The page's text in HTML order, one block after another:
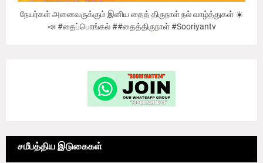
நேயர்கள் அனைவருக்கும் இனிய தைத் திருநாள் நல் வாழ்த்துகள் ☀️
📣 #தைப்பொங்கல் ##தைத்திருநாள் #Sooriyantv
சமீபத்திய இடுகைகள்